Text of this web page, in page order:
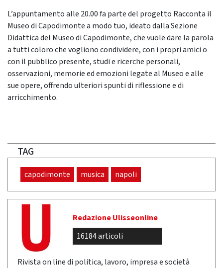
L’appuntamento alle 20.00 fa parte del progetto Racconta il
Museo di Capodimonte a modo tuo, ideato dalla Sezione
Didattica del Museo di Capodimonte, che vuole dare la parola
a tutti coloro che vogliono condividere, con i propri amici o
con il pubblico presente, studi e ricerche personali,
osservazioni, memorie ed emozioni legate al Museo e alle
sue opere, offrendo ulteriori spunti di riflessione e di
arricchimento.
TAG
capodimonte musica napoli
Redazione Ulisseonline
16184 articoli
Rivista on line di politica, lavoro, impresa e società